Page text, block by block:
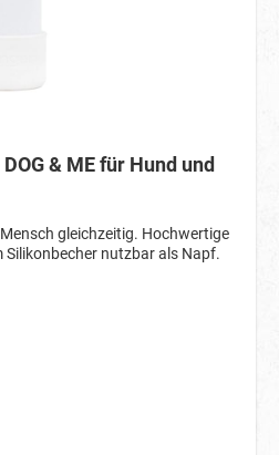
& ME für Hund und
gleichzeitig. Hochwertige
nutzbar als Napf.